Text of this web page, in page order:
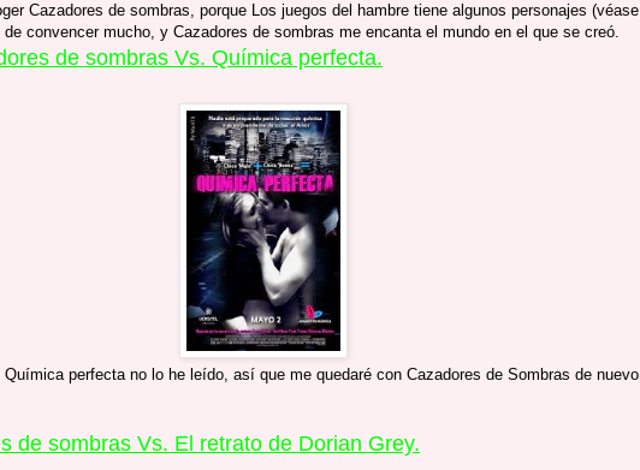
Cazadores de sombras, porque Los juegos del hambre tiene algunos personajes (véase
convencer mucho, y Cazadores de sombras me encanta el mundo en el que se creó.
de sombras Vs. Química perfecta.
Química perfecta no lo he leído, así que me quedaré con Cazadores de Sombras de
de sombras Vs. El retrato de Dorian Grey.